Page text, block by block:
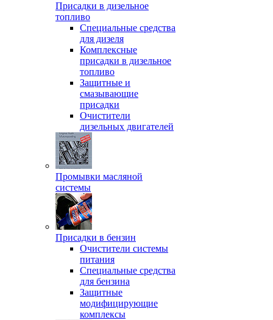
Присадки в дизельное
топливо
Спeциальные средства
для дизеля
Комплексные
присадки в дизельное
топливо
Защитные и
смазывающие
присадки
Очистители
дизельных двигателей
Промывки масляной
системы
Присадки в бензин
Очистители системы
питания
Специальные срeдства
для бензина
Защитные
модифицирующие
комплексы